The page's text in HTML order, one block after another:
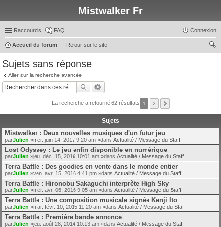
Mistwalker Fr
Raccourcis FAQ Connexion
Retour sur le site
Accueil du forum
Sujets sans réponse
Aller sur la recherche avancée
La recherche a retourné 62 résultats 1 2
Sujets
Mistwalker : Deux nouvelles musiques d'un futur jeu
parJulien »mer. juin 14, 2017 9:20 am »dans Actualité / Message du Staff
Lost Odyssey : Le jeu enfin disponible en numérique
parJulien »jeu. déc. 15, 2016 10:01 am »dans Actualité / Message du Staff
Terra Battle : Des goodies en vente dans le monde entier
parJulien »ven. avr. 15, 2016 4:41 pm »dans Actualité / Message du Staff
Terra Battle : Hironobu Sakaguchi interprète High Sky
parJulien »mer. avr. 06, 2016 9:05 am »dans Actualité / Message du Staff
Terra Battle : Une composition musicale signée Kenji Ito
parJulien »mar. févr. 10, 2015 11:20 am »dans Actualité / Message du Staff
Terra Battle : Première bande annonce
parJulien »jeu. août 28, 2014 10:13 am »dans Actualité / Message du Staff